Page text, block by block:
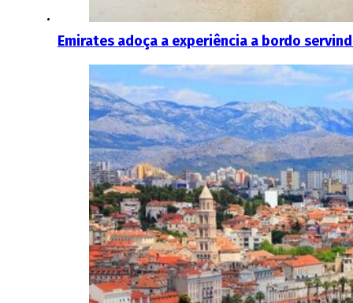
Emirates adoça a experiência a bordo